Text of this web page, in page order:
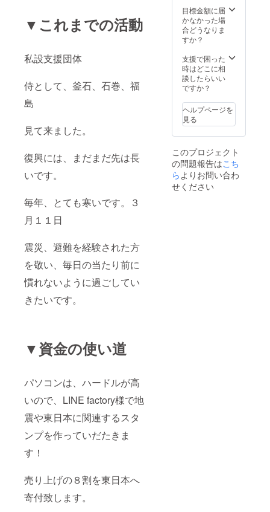
▼これまでの活動
私設支援団体
侍として、釜石、石巻、福
島
見て来ました。
復興には、まだまだ先は長
いです。
毎年、とても寒いです。３
月１１日
震災、避難を経験された方
を敬い、毎日の当たり前に
慣れないように過ごしてい
きたいです。
▼資金の使い道
パソコンは、ハードルが高
いので、LINE factory様で地
震や東日本に関連するスタ
ンプを作っていだたきま
す！
売り上げの８割を東日本へ
寄付致します。
目標金額に届
かなかった場
合どうなりま
すか？
支援で困った
時はどこに相
談したらいい
ですか？
ヘルプページを
見る
このプロジェクト
の問題報告はこち
ら よりお問い合わ
せください